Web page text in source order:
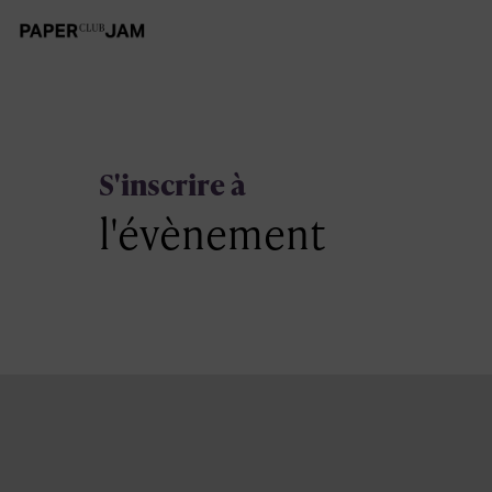
S'inscrire à
l'évènement